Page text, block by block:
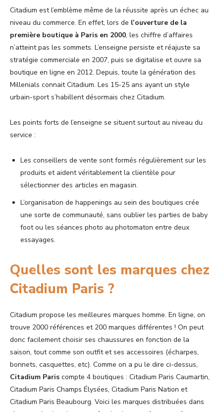
Citadium est l’emblème même de la réussite après un échec au
niveau du commerce. En effet, lors de l’ouverture de la
première boutique à Paris en 2000, les chiffre d’affaires
n’atteint pas les sommets. L’enseigne persiste et réajuste sa
stratégie commerciale en 2007, puis se digitalise et ouvre sa
boutique en ligne en 2012. Depuis, toute la génération des
Millenials connait Citadium. Les 15-25 ans ayant un style
urbain-sport s’habillent désormais chez Citadium.
Les points forts de l’enseigne se situent surtout au niveau du
service :
Les conseillers de vente sont formés régulièrement sur les
produits et aident véritablement la clientèle pour
sélectionner des articles en magasin.
L’organisation de happenings au sein des boutiques crée
une sorte de communauté, sans oublier les parties de baby
foot ou les séances photo au photomaton entre deux
essayages.
Quelles sont les marques chez
Citadium Paris ?
Citadium propose les meilleures marques homme. En ligne, on
trouve 2000 références et 200 marques différentes ! On peut
donc facilement choisir ses chaussures en fonction de la
saison, tout comme son outfit et ses accessoires (écharpes,
bonnets, casquettes, etc). Comme on a pu le dire ci-dessus,
Citadium Paris compte 4 boutiques : Citadium Paris Caumartin,
Citadium Paris Champs Élysées, Citadium Paris Nation et
Citadium Paris Beaubourg. Voici les marques distribuées dans